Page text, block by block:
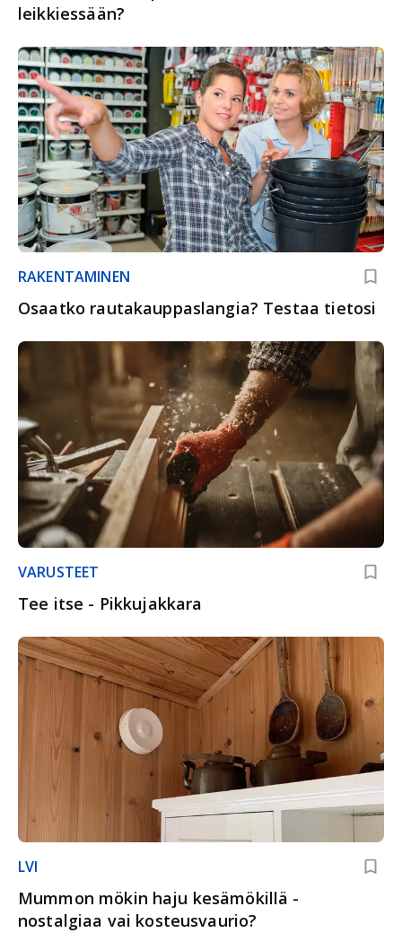
leikkiessään?
RAKENTAMINEN
Osaatko rautakauppaslangia? Testaa tietosi
VARUSTEET
Tee itse - Pikkujakkara
LVI
Mummon mökin haju kesämökillä -
nostalgiaa vai kosteusvaurio?